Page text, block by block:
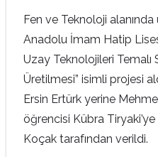
Fen ve Teknoloji
Anadolu İmam Hatip
Uzay Teknolojileri
Üretilmesi” isimli projesi
Ersin Ertürk yerine
öğrencisi Kübra
Koçak tarafından verildi.